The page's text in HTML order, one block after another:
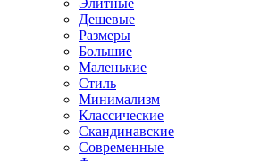
Элитные
Дешевые
Размеры
Большие
Маленькие
Стиль
Минимализм
Классические
Скандинавские
Современные